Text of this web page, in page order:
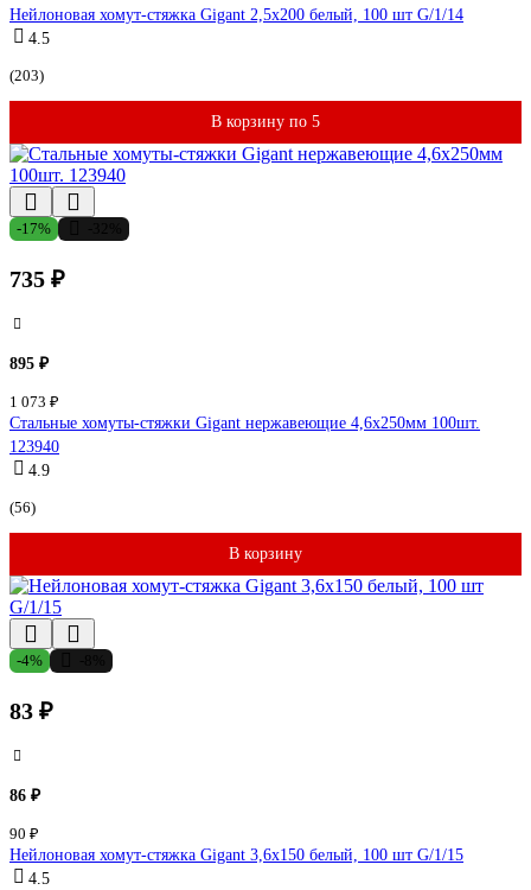
Нейлоновая хомут-стяжка Gigant 2,5х200 белый, 100 шт G/1/14
4.5
(203)
В корзину по 5
-17%
735 ₽
895 ₽
1 073 ₽
Стальные хомуты-стяжки Gigant нержавеющие 4,6x250мм 100шт.
123940
4.9
(56)
В корзину
-4%
83 ₽
86 ₽
90 ₽
Нейлоновая хомут-стяжка Gigant 3,6х150 белый, 100 шт G/1/15
4.5